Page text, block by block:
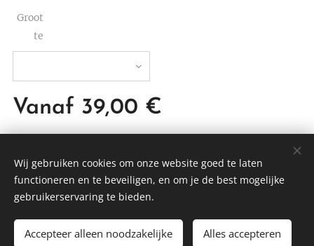
Groot
te
Vanaf 39,00 €
DTBEDDING
Wij gebruiken cookies om onze website goed te laten
functioneren en te beveiligen, en om je de best mogelijke
gebruikerservaring te bieden.
Accepteer alleen noodzakelijke Alles accepteren